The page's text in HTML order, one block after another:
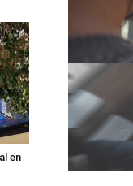
en